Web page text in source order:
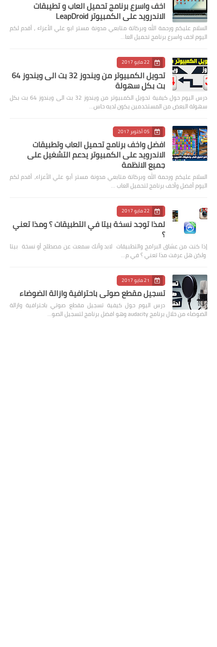
اخف واسرع برنامج تحميل العاب و تطيبقات
الاندرويد على الكمبيوتر LeapDroid
السلام عليكم ورحمة الله وبركاتة متابعي مدونة مستر ابو علي الأعزاء ، أقدم لكم
اليوم اخف واسرع برنامج تحميل العا…
22 مايو 2017
تحويل الكمبيوتر من ويندوز 32 بت الى ويندوز 64
بت بكل سهولة
درس اليوم حول كيفية تحويل الكمبيوتر من ويندوز 32 بت الى ويندوز 64 بت بكل
سهولة البعض من المستخدمين يكون لديه حاس…
05 أكتوبر 2017
افضل واخف برنامج تحميل العاب وتطبيقات
الاندرويد على الكمبيوتر يدعم التشغيل على
جميع الانظمة
السلام عليكم ورحمة الله وبركاتة متابعي مدونة مستر أبو علي الأعزاء، أقدم لكم
اليوم أفضل وأخف برنامج لتحميل العاب …
22 مايو 2017
لمذا توجد نسخة بيتا في التطبيقات ؟ ومذا تعني
؟
إذا كنت من عشاق البرامج والتطبيقات لابد وأنك سمعت عن مصطلح أو نسخة بيتا
ولكن هل عرفت مذا تعني ؟ في م…
21 مايو 2017
تسجيل مقطع صوتي باحترافية وازالة الضوضاء
درس اليوم حول كيفية تسجيل مقطع صوتي باحترافية وازالة
الضوضاء من خلال برنامج audacity وهو افضل برنامج لتسجيل الصو…